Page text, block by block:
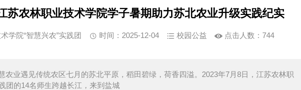
苏农林职业技术学院学子暑期助力苏北农业升级实践纪实
学院“智慧兴农”实践团 时间：2025-12-04 校园公益 点击人数： 744
农业遇见传统农区七月的苏北平原，稻田碧绿，荷香四溢。2023年7月8日，江苏农林职
团的14名师生跨越长江，来到盐城